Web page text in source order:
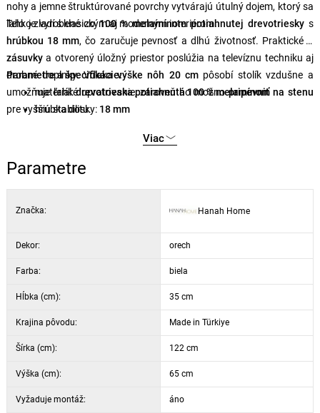
nohy a jemne štruktúrované povrchy vytvárajú útulný dojem, ktorý sa
ľahko zladí s klasickým aj moderným interiérom.
Telo je vyrobené zo100 % melamínom potiahnutej drevotrieskys
hrúbkou 18 mm, čo zaručuje pevnosť a dlhú životnosť. Praktické2
zásuvkya otvorený úložný priestor poslúžia na televíznu techniku aj
drobné doplnky. Vďakavýške nôh 20 cmpôsobí stolík vzdušne a
umožňuje ľahké upratovanie, zároveň ho možnopripevniť na stenu
pre vyššiu stabilitu.
Parametre a špecifikácie:
materiál:drevotrieska potiahnutá 100 % melamínom
hrúbka dosky: 18 mm
šírka 122 cm, výška 65 cm, hĺbka 35 cm
rozmery zásuvky:
počet zásuviek:
farba:
Viac
Parametre
Značka: Hanah Home
Dekor: orech
Farba: biela
Hĺbka (cm): 35 cm
Krajina pôvodu: Made in Türkiye
Šírka (cm): 122 cm
Výška (cm): 65 cm
Vyžaduje montáž: áno